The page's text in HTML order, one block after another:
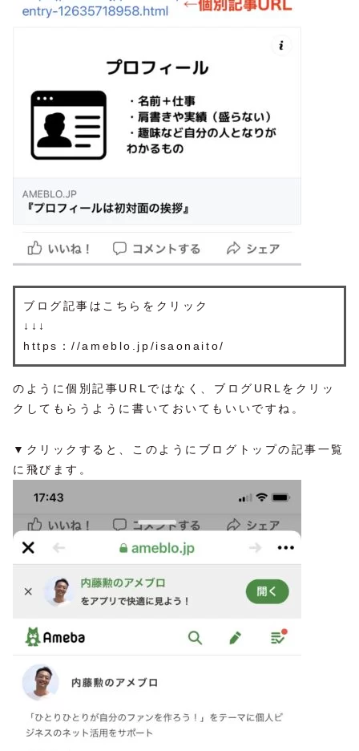
ブログ記事はこちらをクリック
↓↓↓
https：//ameblo.jp/isaonaito/
のように個別記事URLではなく、ブログURLをクリッ
クしてもらうように書いておいてもいいですね。
▼クリックすると、このようにブログトップの記事一覧
に飛びます。